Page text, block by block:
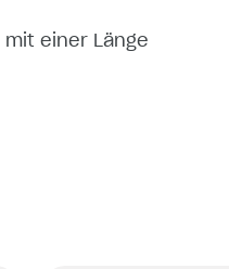
mit einer Länge